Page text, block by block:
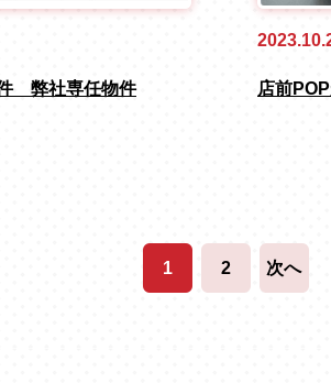
弊社専任物件 店前
1 2 次へ